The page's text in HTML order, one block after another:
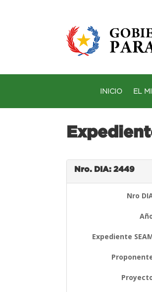
INICIO EL
Nro. DIA: 2449
Nro
Expediente